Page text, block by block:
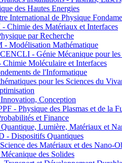
des Hautes Energies
International de Physique
des Matériaux et Interfaces
par Recherche
Modélisation Mathématique
- Génie Mécanique pour les
Moléculaire et Interfaces
de l'Informatique
pour les Sciences du
Conception
- Physique des Plasmas et de la
et Finance
Lumière, Matériaux et
Dispositifs Quantiques
des Matériaux et des Nano-
des Solides